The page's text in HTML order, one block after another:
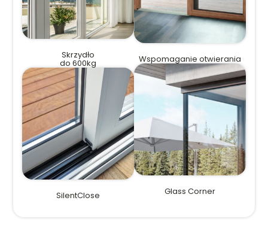
Skrzydło
do 600kg
SilentClose
Wspomaganie otwierania
Glass Corner